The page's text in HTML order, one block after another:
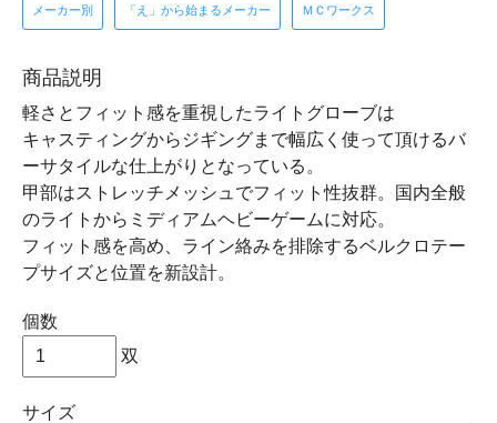
メーカー別 「え」から始まるメーカー ＭＣワークス
商品説明
軽さとフィット感を重視したライトグローブは
キャスティングからジギングまで幅広く使って頂けるバ
ーサタイルな仕上がりとなっている。
甲部はストレッチメッシュでフィット性抜群。国内全般
のライトからミディアムヘビーゲームに対応。
フィット感を高め、ライン絡みを排除するベルクロテー
プサイズと位置を新設計。
個数
双
サイズ